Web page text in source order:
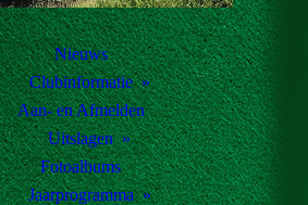
Nieuws
Clubinformatie
Aan- en Afmelden
Uitslagen
Fotoalbums
Jaarprogramma